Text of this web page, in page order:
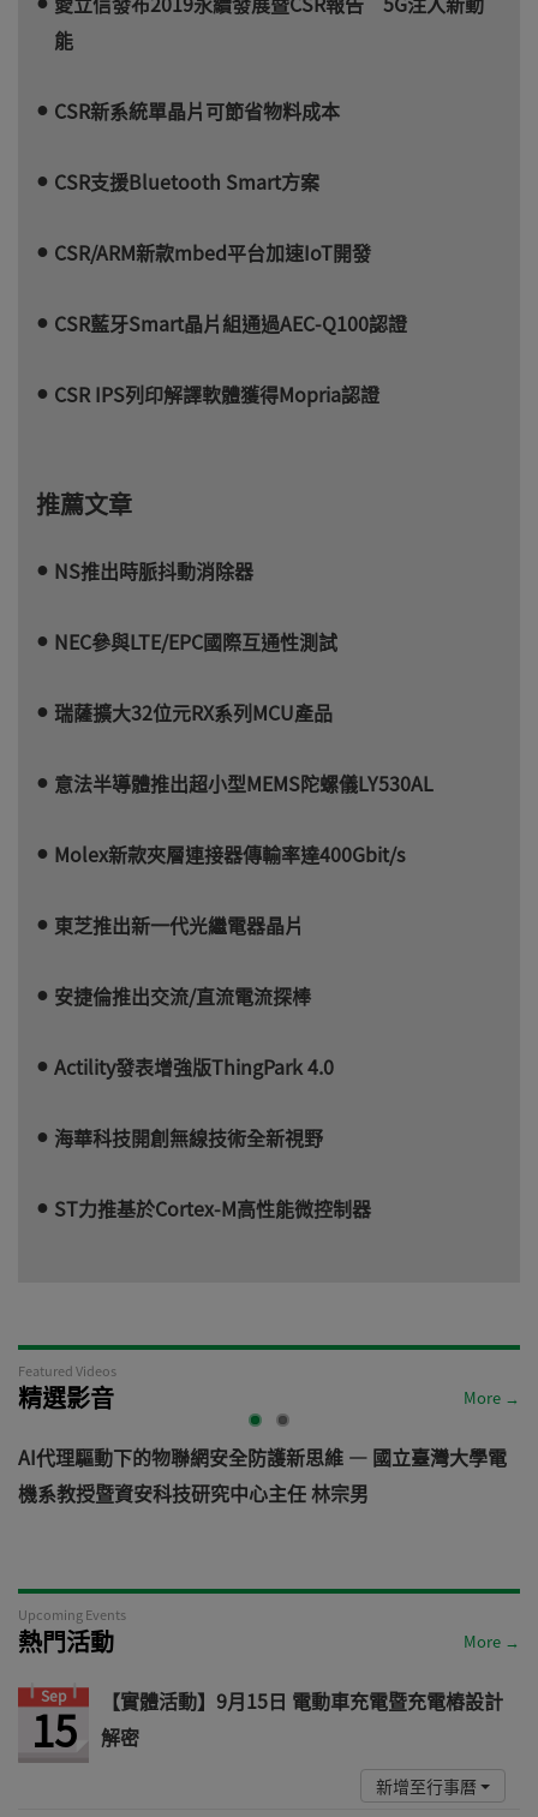
能
CSR新系統單晶片可節省物料成本
CSR支援Bluetooth Smart方案
CSR/ARM新款mbed平台加速IoT開發
CSR藍牙Smart晶片組通過AEC-Q100認證
CSR IPS列印解譯軟體獲得Mopria認證
推薦文章
NS推出時脈抖動消除器
NEC參與LTE/EPC國際互通性測試
瑞薩擴大32位元RX系列MCU產品
意法半導體推出超小型MEMS陀螺儀LY530AL
Molex新款夾層連接器傳輸率達400Gbit/s
東芝推出新一代光繼電器晶片
安捷倫推出交流/直流電流探棒
Actility發表增強版ThingPark 4.0
海華科技開創無線技術全新視野
ST力推基於Cortex-M高性能微控制器
Featured Videos
精選影音 More →
AI代理驅動下的物聯網安全防護新思維 — 國立臺灣大學電
機系教授暨資安科技研究中心主任 林宗男
Upcoming Events
熱門活動 More →
Sep
15
【實體活動】9月15日 電動車充電暨充電樁設計
解密
新增至行事曆